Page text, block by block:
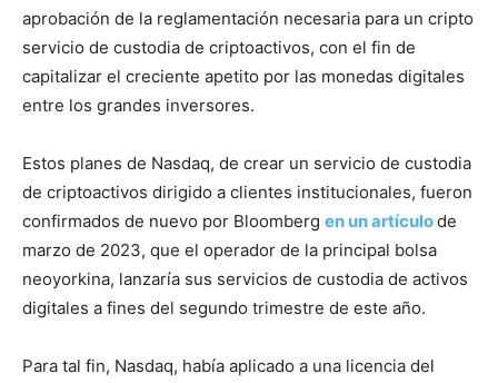
aprobación de la reglamentación necesaria para un cripto
servicio de custodia de criptoactivos, con el fin de
capitalizar el creciente apetito por las monedas digitales
entre los grandes inversores.
Estos planes de Nasdaq, de crear un servicio de custodia
de criptoactivos dirigido a clientes institucionales, fueron
confirmados de nuevo por Bloomberg en un artículode
marzo de 2023, que el operador de la principal bolsa
neoyorkina, lanzaría sus servicios de custodia de activos
digitales a fines del segundo trimestre de este año.
Para tal fin, Nasdaq, había aplicado a una licencia del